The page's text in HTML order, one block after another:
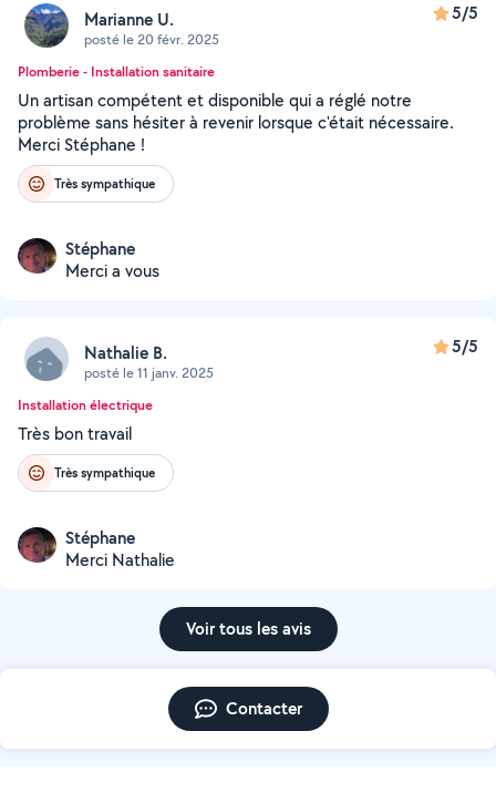
Marianne U.
posté le 20 févr. 2025
5/5
Plomberie - Installation sanitaire
Un artisan compétent et disponible qui a réglé notre
problème sans hésiter à revenir lorsque c'était nécessaire.
Merci Stéphane !
Très sympathique
Stéphane
Merci a vous
Nathalie B.
posté le 11 janv. 2025
5/5
Installation électrique
Très bon travail
Très sympathique
Stéphane
Merci Nathalie
Voir tous les avis
Contacter